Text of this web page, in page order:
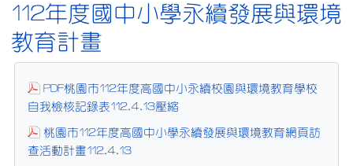
112年度國中小學永續發展與環境
教育計畫
PDF桃園市112年度高國中小永續校園與環境教育學校
自我檢核記錄表112.4.13壓縮
桃園市112年度高國中小學永續發展與環境教育網頁訪
查活動計畫112.4.13